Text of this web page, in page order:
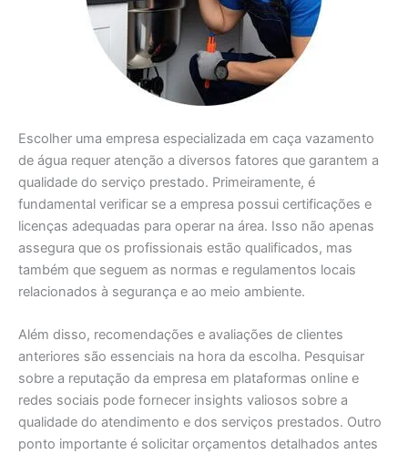
Escolher uma empresa especializada em caça vazamento
de água requer atenção a diversos fatores que garantem a
qualidade do serviço prestado. Primeiramente, é
fundamental verificar se a empresa possui certificações e
licenças adequadas para operar na área. Isso não apenas
assegura que os profissionais estão qualificados, mas
também que seguem as normas e regulamentos locais
relacionados à segurança e ao meio ambiente.
Além disso, recomendações e avaliações de clientes
anteriores são essenciais na hora da escolha. Pesquisar
sobre a reputação da empresa em plataformas online e
redes sociais pode fornecer insights valiosos sobre a
qualidade do atendimento e dos serviços prestados. Outro
ponto importante é solicitar orçamentos detalhados antes